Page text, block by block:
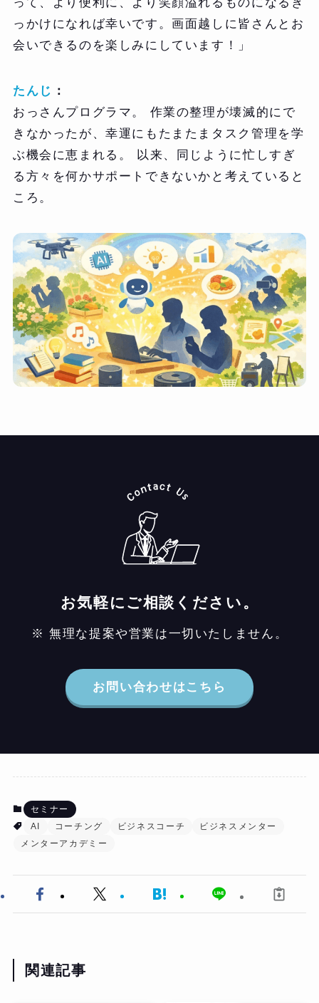
って、より便利に、より笑顔溢れるものになるき
っかけになれば幸いです。画面越しに皆さんとお
会いできるのを楽しみにしています！」
たんじ ：
おっさんプログラマ。 作業の整理が壊滅的にで
きなかったが、幸運にもたまたまタスク管理を学
ぶ機会に恵まれる。 以来、同じように忙しすぎ
る方々を何かサポートできないかと考えていると
ころ。
お気軽にご相談ください。
※ 無理な提案や営業は一切いたしません。
お問い合わせはこちら
セミナー
AI
コーチング ビジネスコーチ
ビジネスメンター
メンターアカデミー
関連記事